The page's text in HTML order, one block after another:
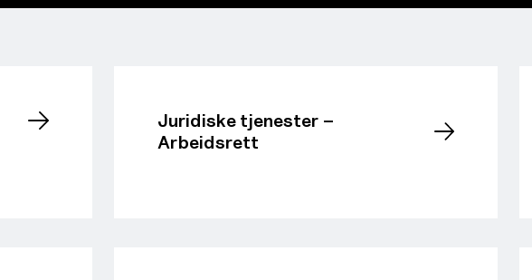
Juridiske tjenester –
Arbeidsrett